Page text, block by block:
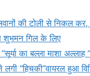
की टोली से निकल
शुभमन गिल के लिए
का बल्ला माशा
लगी “हिचकी”वायरल हुआ